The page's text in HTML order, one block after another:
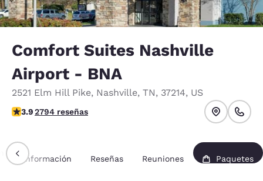
Comfort Suites Nashville
Airport - BNA
2521 Elm Hill Pike, Nashville, TN, 37214, US
calificación de 3.87 estrellas. Bueno.
3.92794 reseñas
Información Reseñas Reuniones Paquetes